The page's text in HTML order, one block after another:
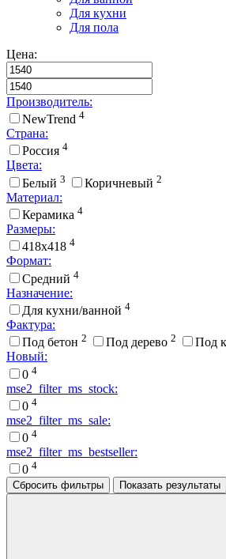
Для кухни
Для пола
Цена:
Производитель:
NewTrend 4
Страна:
Россия 4
Цвета:
Белый 3 Коричневый 2
Материал:
Керамика 4
Размеры:
418x418 4
Формат:
Средний 4
Назначение:
Для кухни/ванной 4
Фактура:
Под бетон 2 Под дерево 2 Под
Новый:
0 4
mse2_filter_ms_stock:
0 4
mse2_filter_ms_sale:
0 4
mse2_filter_ms_bestseller:
0 4
Сбросить фильтры
Показать результаты